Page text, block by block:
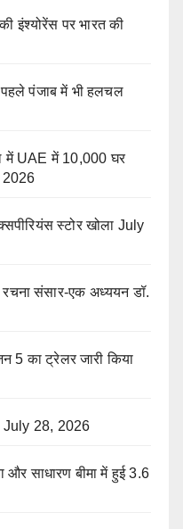
इंश्योरेंस पर भारत की
पंजाब में भी हलचल
UAE में 10,000 घर
स्टोर खोला July
रचना संसार-एक अध्ययन डॉ.
5 का ट्रेलर जारी किया
July 28, 2026
और साधारण बीमा में हुई 3.6